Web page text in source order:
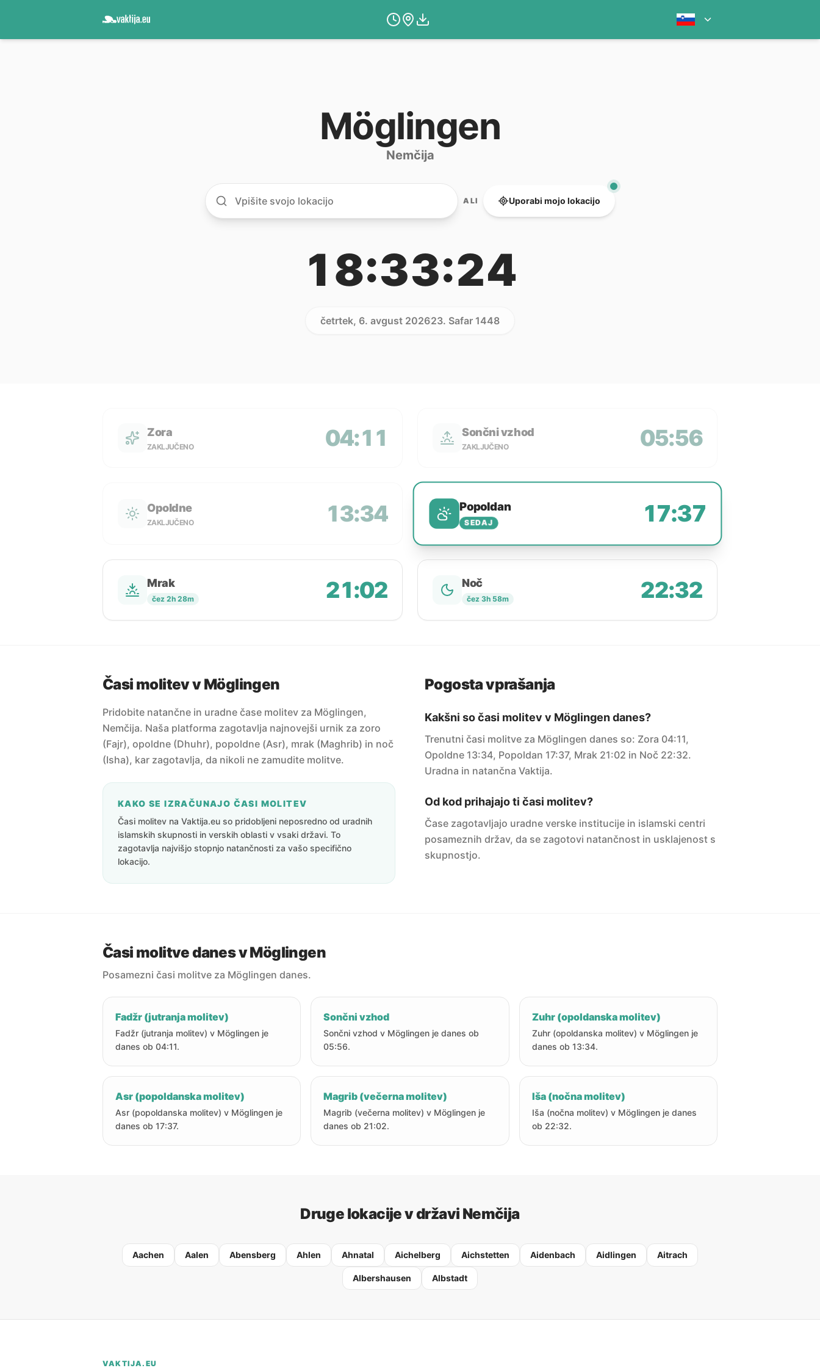
Möglingen
Nemčija
ALI Uporabi mojo lokacijo
18:33:24
četrtek, 6. avgust 202623. Safar 1448
Zora
ZAKLJUČENO 04:11 Sončni vzhod
ZAKLJUČENO 05:56
Opoldne
ZAKLJUČENO 13:34 Popoldan
SEDAJ 17:37
Mrak
čez 2h 28m 21:02 Noč
čez 3h 58m 22:32
Časi molitev v Möglingen
Pridobite natančne in uradne čase molitev za Möglingen,
Nemčija. Naša platforma zagotavlja najnovejši urnik za zoro
(Fajr), opoldne (Dhuhr), popoldne (Asr), mrak (Maghrib) in noč
(Isha), kar zagotavlja, da nikoli ne zamudite molitve.
KAKO SE IZRAČUNAJO ČASI MOLITEV
Časi molitev na Vaktija.eu so pridobljeni neposredno od uradnih
islamskih skupnosti in verskih oblasti v vsaki državi. To
zagotavlja najvišjo stopnjo natančnosti za vašo specifično
lokacijo.
Pogosta vprašanja
Kakšni so časi molitev v Möglingen danes?
Trenutni časi molitve za Möglingen danes so: Zora 04:11,
Opoldne 13:34, Popoldan 17:37, Mrak 21:02 in Noč 22:32.
Uradna in natančna Vaktija.
Od kod prihajajo ti časi molitev?
Čase zagotavljajo uradne verske institucije in islamski centri
posameznih držav, da se zagotovi natančnost in usklajenost s
skupnostjo.
Časi molitve danes v Möglingen
Posamezni časi molitve za Möglingen danes.
Fadžr (jutranja molitev)
Fadžr (jutranja molitev) v Möglingen je
danes ob 04:11.
Sončni vzhod
Sončni vzhod v Möglingen je danes ob
05:56.
Zuhr (opoldanska molitev)
Zuhr (opoldanska molitev) v Möglingen je
danes ob 13:34.
Asr (popoldanska molitev)
Asr (popoldanska molitev) v Möglingen je
danes ob 17:37.
Magrib (večerna molitev)
Magrib (večerna molitev) v Möglingen je
danes ob 21:02.
Iša (nočna molitev)
Iša (nočna molitev) v Möglingen je danes
ob 22:32.
Druge lokacije v državi Nemčija
Aachen Aalen Abensberg Ahlen Ahnatal Aichelberg Aichstetten Aidenbach Aidlingen Aitrach
Albershausen Albstadt
VAKTIJA.EU